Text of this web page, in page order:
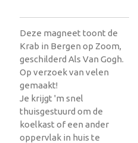
Deze magneet toont de
Krab in Bergen op Zoom,
geschilderd Als Van Gogh.
Op verzoek van velen
gemaakt!
Je krijgt 'm snel
thuisgestuurd om de
koelkast of een ander
oppervlak in huis te